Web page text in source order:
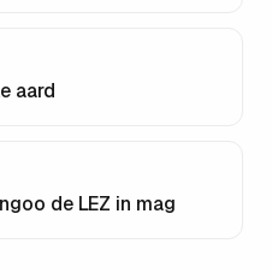
aard
de LEZ in mag